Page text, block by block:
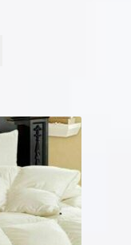
wariantów.
Opcje
można
wybrać
na
stronie
produktu